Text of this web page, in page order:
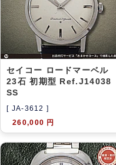
セイコー ロードマーベル
23石 初期型 Ref.J14038
SS
[ JA-3612 ]
260,000 円